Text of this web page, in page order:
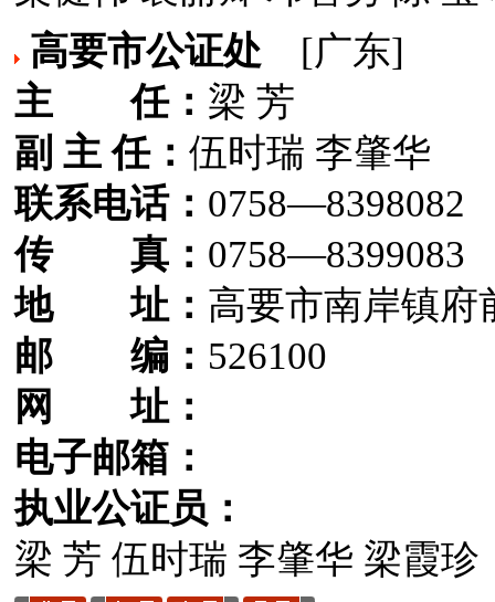
高要市公证处 [广东]
主 任： 梁 芳
副 主 任： 伍时瑞 李肇华
联系电话： 0758—8398082
传 真： 0758—8399083
地 址： 高要市南岸镇府
邮 编： 526100
网 址：
电子邮箱：
执业公证员：
梁 芳 伍时瑞 李肇华 梁霞珍